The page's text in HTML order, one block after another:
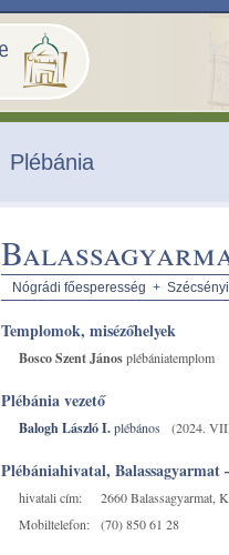
Plébánia
Nógrádi főesperesség +
Templomok, misézőhelyek
Bosco Szent Jánosplébániatemplom
Plébánia vezető
Balogh László I.plébános (2024.
Plébániahivatal, Balassagyarmat
hivatali cím:
2660 Balassagyarmat,
Mobiltelefon:
(70) 850 61 28